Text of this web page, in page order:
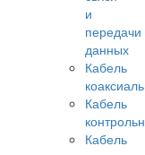
и
передачи
данных
Кабель
Кабель
Кабель